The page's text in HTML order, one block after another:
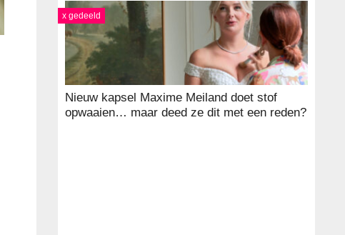
x gedeeld
Nieuw kapsel Maxime Meiland doet stof
opwaaien… maar deed ze dit met een reden?